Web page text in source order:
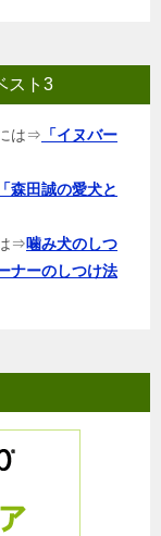
スト3
は⇒ 「イヌバー
「森田誠の愛犬と
⇒噛み犬のしつ
ナーのしつけ法